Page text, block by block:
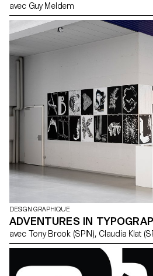
avec Guy Meldem
DESIGN GRAPHIQUE
ADVENTURES IN
avec Tony Brook (SPIN), Claudia